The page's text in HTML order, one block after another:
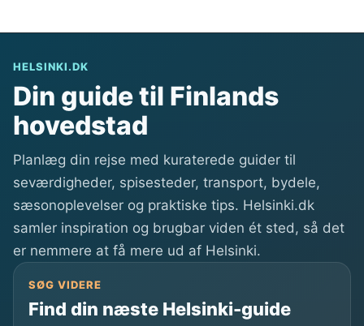
d
g
é
e
r
l
s
i
k
HELSINKI.DK
Din guide til Finlands
hovedstad
Planlæg din rejse med kuraterede guider til
seværdigheder, spisesteder, transport, bydele,
sæsonoplevelser og praktiske tips. Helsinki.dk
samler inspiration og brugbar viden ét sted, så det
er nemmere at få mere ud af Helsinki.
SØG VIDERE
Find din næste Helsinki-guide